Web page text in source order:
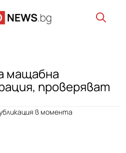
мащабна
проверяват
в момента